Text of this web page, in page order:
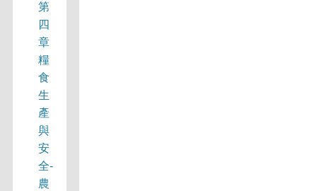
第
四
章
糧
食
生
產
與
安
全-
農